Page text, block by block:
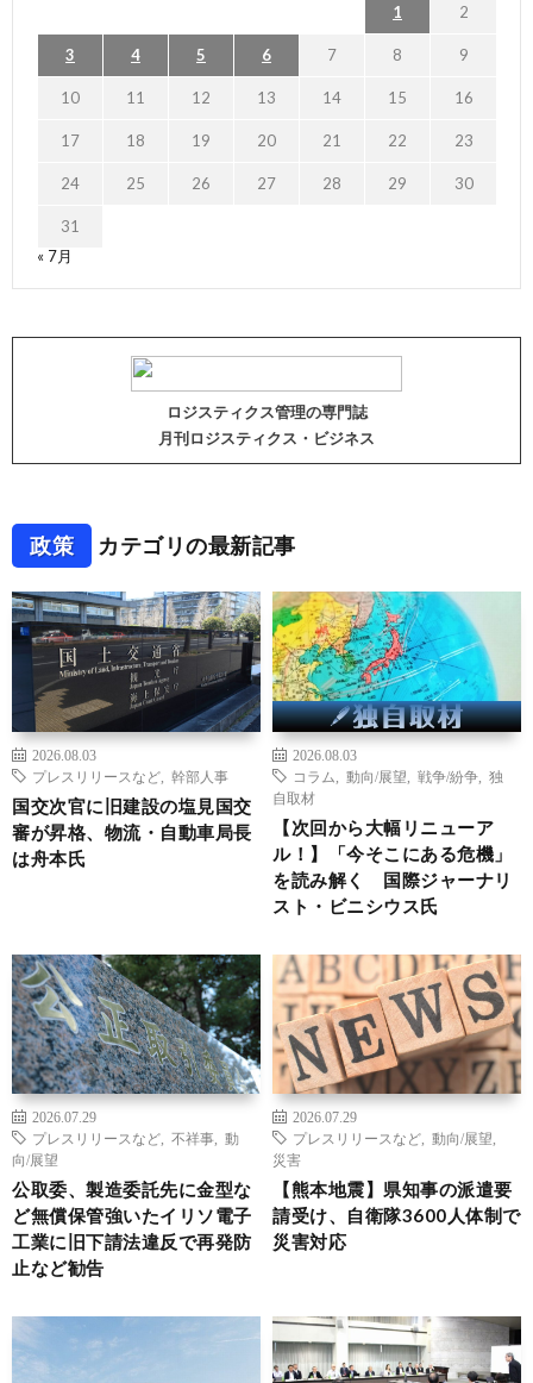
1 2
3 4 5 6 7 8 9
10 11 12 13 14 15 16
17 18 19 20 21 22 23
24 25 26 27 28 29 30
31
« 7月
ロジスティクス管理の専門誌
月刊ロジスティクス・ビジネス
政策 カテゴリの最新記事
2026.08.03
プレスリリースなど
幹部人事
国交次官に旧建設の塩見国交
審が昇格、物流・自動車局長
は舟本氏
2026.08.03
コラム
動向/展望 戦争/紛争
独
自取材
【次回から大幅リニューア
ル！】「今そこにある危機」
を読み解く 国際ジャーナリ
スト・ビニシウス氏
2026.07.29
プレスリリースなど
不祥事
動
向/展望
公取委、製造委託先に金型な
ど無償保管強いたイリソ電子
工業に旧下請法違反で再発防
止など勧告
2026.07.29
プレスリリースなど
動向/展望
災害
【熊本地震】県知事の派遣要
請受け、自衛隊3600人体制で
災害対応